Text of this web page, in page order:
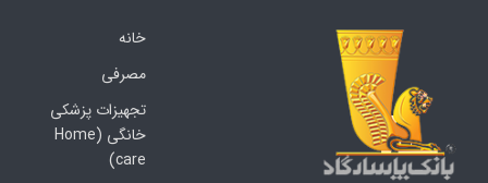
خانه
مصرفی
تجهیزات پزشکی
خانگی (Home
care)